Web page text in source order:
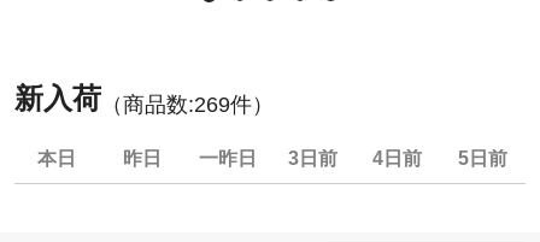
新入荷 （商品数:269件）
本日 昨日 一昨日 3日前 4日前 5日前